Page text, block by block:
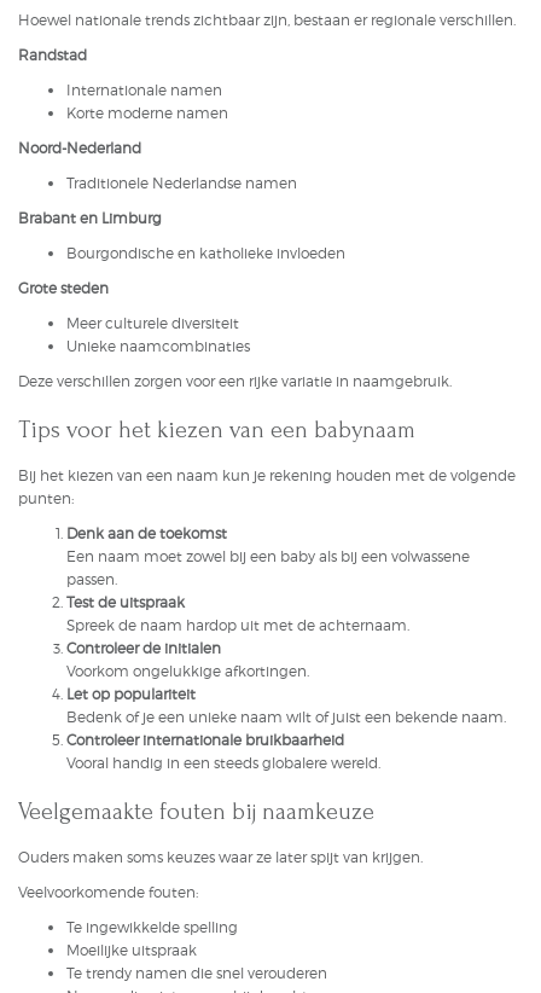
Hoewel nationale trends zichtbaar zijn, bestaan er regionale verschillen.
Randstad
Internationale namen
Korte moderne namen
Noord-Nederland
Traditionele Nederlandse namen
Brabant en Limburg
Bourgondische en katholieke invloeden
Grote steden
Meer culturele diversiteit
Unieke naamcombinaties
Deze verschillen zorgen voor een rijke variatie in naamgebruik.
Tips voor het kiezen van een babynaam
Bij het kiezen van een naam kun je rekening houden met de volgende
punten:
Denk aan de toekomst
Een naam moet zowel bij een baby als bij een volwassene
passen.
Test de uitspraak
Spreek de naam hardop uit met de achternaam.
Controleer de initialen
Voorkom ongelukkige afkortingen.
Let op populariteit
Bedenk of je een unieke naam wilt of juist een bekende naam.
Controleer internationale bruikbaarheid
Vooral handig in een steeds globalere wereld.
Veelgemaakte fouten bij naamkeuze
Ouders maken soms keuzes waar ze later spijt van krijgen.
Veelvoorkomende fouten:
Te ingewikkelde spelling
Moeilijke uitspraak
Te trendy namen die snel verouderen